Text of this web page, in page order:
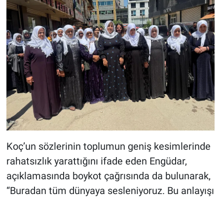
Koç’un sözlerinin toplumun geniş kesimlerinde
rahatsızlık yarattığını ifade eden Engüdar,
açıklamasında boykot çağrısında da bulunarak,
“Buradan tüm dünyaya sesleniyoruz. Bu anlayışı